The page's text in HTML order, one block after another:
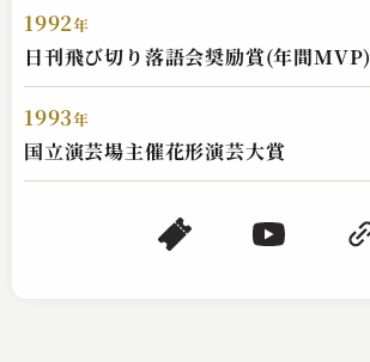
1992年
日刊飛び切り落語会奨励賞(年間MVP)
1993年
国立演芸場主催花形演芸大賞